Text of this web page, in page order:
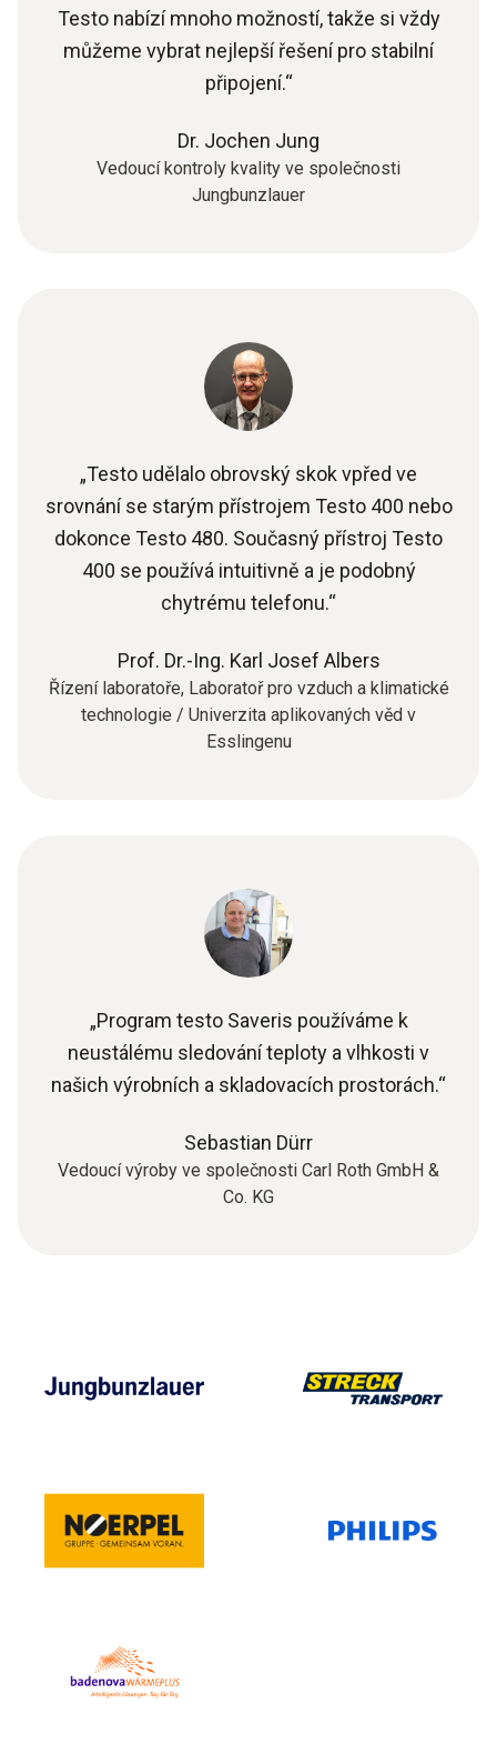
Testo nabízí mnoho možností, takže si vždy
můžeme vybrat nejlepší řešení pro stabilní
připojení.“
Dr. Jochen Jung
Vedoucí kontroly kvality ve společnosti
Jungbunzlauer
„Testo udělalo obrovský skok vpřed ve
srovnání se starým přístrojem Testo 400 nebo
dokonce Testo 480. Současný přístroj Testo
400 se používá intuitivně a je podobný
chytrému telefonu.“
Prof. Dr.-Ing. Karl Josef Albers
Řízení laboratoře, Laboratoř pro vzduch a klimatické
technologie / Univerzita aplikovaných věd v
Esslingenu
„Program testo Saveris používáme k
neustálému sledování teploty a vlhkosti v
našich výrobních a skladovacích prostorách.“
Sebastian Dürr
Vedoucí výroby ve společnosti Carl Roth GmbH &
Co. KG